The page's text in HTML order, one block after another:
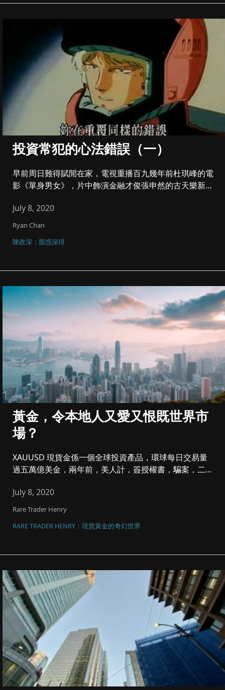
投資常犯的心法錯誤（一）
早前周日難得賦閒在家，電視重播百九幾年前杜琪峰的電
影《單身男女》，片中飾演金融才俊張申然的古天樂新官
July 8, 2020
Ryan Chan
陳政深：股惑深得
黃金，令本地人又愛又恨既世界市
場？
XAUUSD 現貨金係一個全球投資產品，環球每日交易量
過五萬億美金，兩年前，美人計，簽授權書，騙案，二十
July 8, 2020
Rare Trader Henry
RARE TRADER HENRY：現貨黃金的奇幻世界